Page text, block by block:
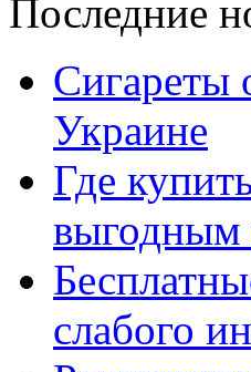
Последние
Сигареты
Украине
Где
выгодным
слабого